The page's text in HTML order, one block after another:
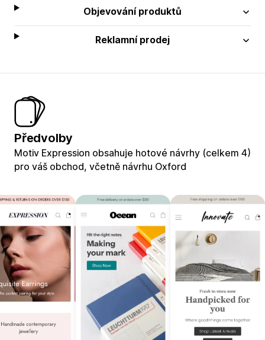
Objevování produktů
Reklamní prodej
Předvolby
Motiv Expression obsahuje hotové návrhy (celkem 4)
pro váš obchod, včetně návrhu Oxford